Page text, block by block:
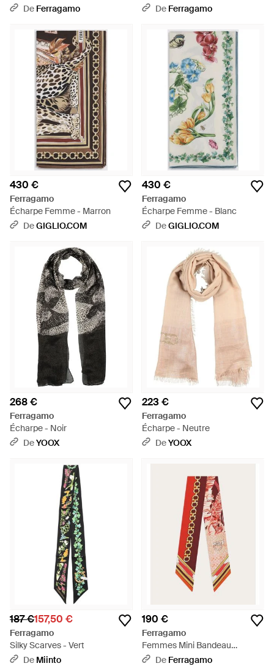
Imprimé Félin Rouge - Rose
De Ferragamo
Imprimé Félin Bleu - Bleu
De Ferragamo
430 €
Ferragamo
Écharpe Femme - Marron
DeGIGLIO.COM
430 €
Ferragamo
Écharpe Femme - Blanc
DeGIGLIO.COM
268 €
Ferragamo
Écharpe - Noir
DeYOOX
223 €
Ferragamo
Écharpe - Neutre
DeYOOX
187 €157,50 €
Ferragamo
Silky Scarves - Vert
De Miinto
190 €
Ferragamo
Femmes Mini Bandeau
Imprimé Félin Rouge - Rouge
De Ferragamo